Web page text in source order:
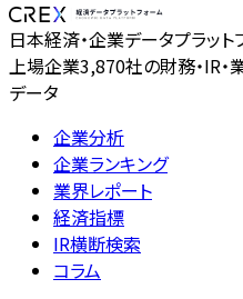
日本経済・企業データプラット
上場企業3,870社の財務・IR・
データ
企業分析
企業ランキング
業界レポート
経済指標
IR横断検索
コラム